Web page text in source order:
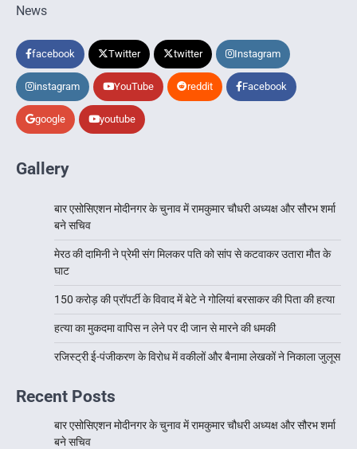
News
facebook Twitter twitter Instagram
instagram YouTube reddit Facebook
google youtube
Gallery
बार एसोसिएशन मोदीनगर के चुनाव में रामकुमार चौधरी अध्यक्ष और सौरभ शर्मा
बने सचिव
मेरठ की दामिनी ने प्रेमी संग मिलकर पति को सांप से कटवाकर उतारा मौत के
घाट
150 करोड़ की प्रॉपर्टी के विवाद में बेटे ने गोलियां बरसाकर की पिता की हत्या
हत्या का मुकदमा वापिस न लेने पर दी जान से मारने की धमकी
रजिस्ट्री ई-पंजीकरण के विरोध में वकीलों और बैनामा लेखकों ने निकाला जुलूस
Recent Posts
बार एसोसिएशन मोदीनगर के चुनाव में रामकुमार चौधरी अध्यक्ष और सौरभ शर्मा
बने सचिव